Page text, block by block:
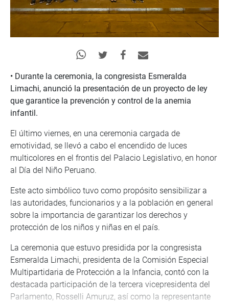
• Durante la ceremonia, la congresista Esmeralda
Limachi, anunció la presentación de un proyecto de ley
que garantice la prevención y control de la anemia
infantil.
El último viernes, en una ceremonia cargada de
emotividad, se llevó a cabo el encendido de luces
multicolores en el frontis del Palacio Legislativo, en honor
al Día del Niño Peruano.
Este acto simbólico tuvo como propósito sensibilizar a
las autoridades, funcionarios y a la población en general
sobre la importancia de garantizar los derechos y
protección de los niños y niñas en el país.
La ceremonia que estuvo presidida por la congresista
Esmeralda Limachi, presidenta de la Comisión Especial
Multipartidaria de Protección a la Infancia, contó con la
destacada participación de la tercera vicepresidenta del
Parlamento, Rosselli Amuruz, así como la representante